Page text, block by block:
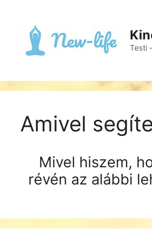
tartalomba
Testi
Amivel
Mivel hiszem,
révén az alábbi